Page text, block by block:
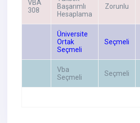
VBA
308
Başarımlı
Hesaplama
Zorunlu
Üniversite
Ortak
Seçmeli
Seçmeli
Vba
Seçmeli
Seçmeli